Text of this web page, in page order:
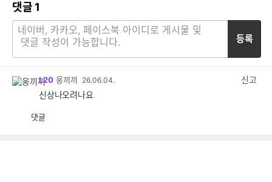
댓글 1
등록
L20 웅끼끼 26.06.04.
신고
신상나오려나요
댓글